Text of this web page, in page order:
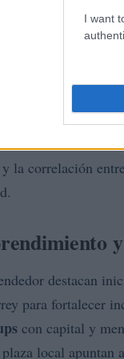
I want
acciones
volatilidadexige
fondos
la correlación
destacan
para fortalecer
con capital y
local apuntan